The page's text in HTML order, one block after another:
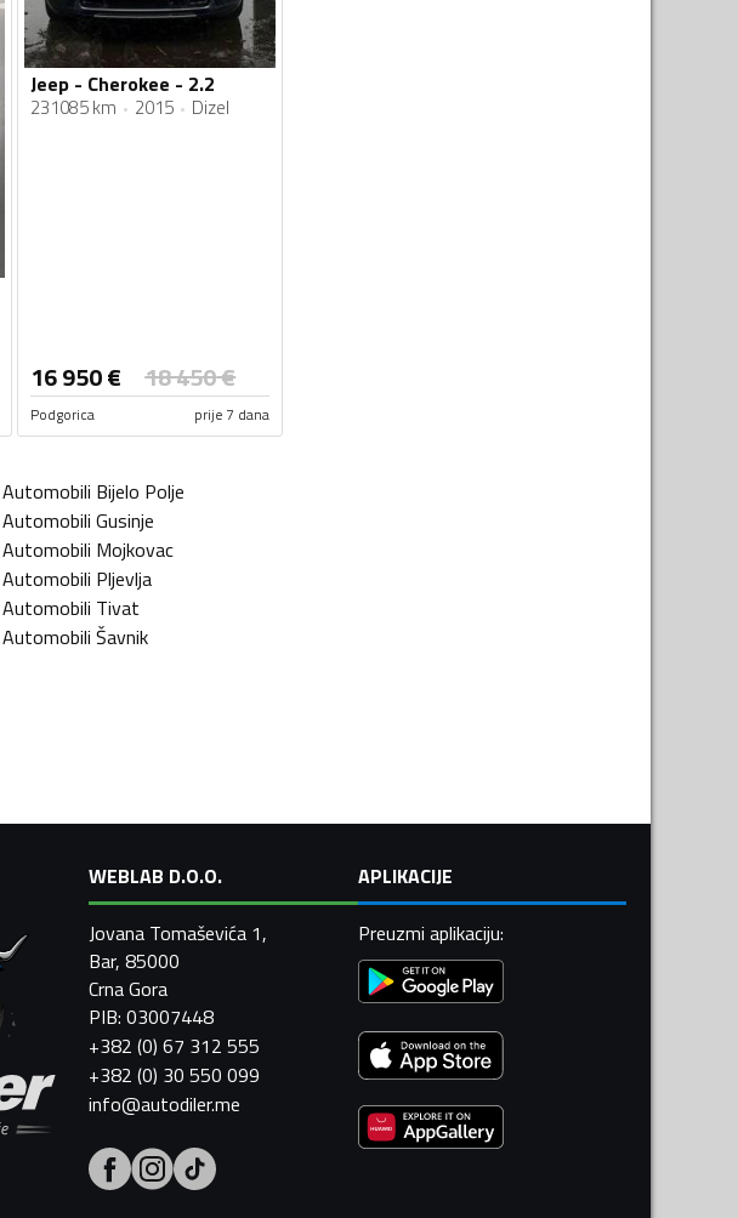
Jeep - Cherokee - 2.2
231085 km 2015 Dizel
16 950€ 18 450€
Podgorica prije 7 dana
Automobili Bijelo Polje
Automobili Gusinje
Automobili Mojkovac
Automobili Pljevlja
Automobili Tivat
Automobili Šavnik
WEBLAB D.O.O.
Jovana Tomaševića 1,
Bar, 85000
Crna Gora
PIB: 03007448
+382 (0) 67 312 555
+382 (0) 30 550 099
info@autodiler.me
APLIKACIJE
Preuzmi aplikaciju: